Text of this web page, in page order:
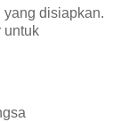
disiapkan.
untuk